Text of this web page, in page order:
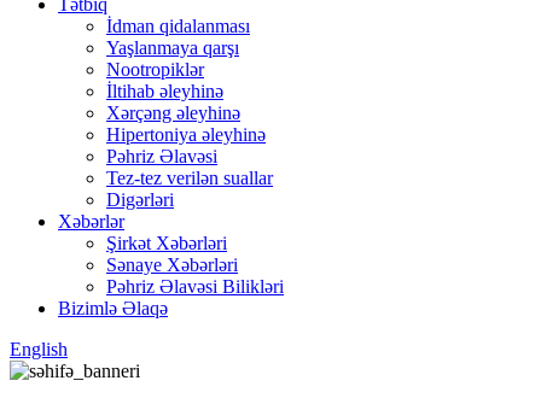
Tətbiq
İdman qidalanması
Yaşlanmaya qarşı
Nootropiklər
İltihab əleyhinə
Xərçəng əleyhinə
Hipertoniya əleyhinə
Pəhriz Əlavəsi
Tez-tez verilən suallar
Digərləri
Xəbərlər
Şirkət Xəbərləri
Sənaye Xəbərləri
Pəhriz Əlavəsi Bilikləri
Bizimlə Əlaqə
English